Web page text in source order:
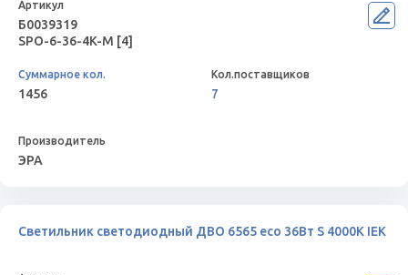
Б0039319
SPO-6-36-4K-M [4]
1456 7
ЭРА
Светильник светодиодный ДВО 6565 eco 36Вт S 4000К IEK